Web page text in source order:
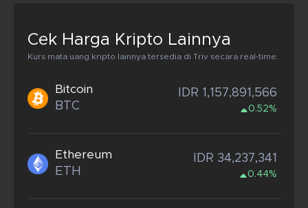
Cek Harga Kripto Lainnya
Kurs mata uang kripto lainnya tersedia di Triv secara real-time.
Bitcoin
BTC
IDR 1,157,891,566
0.52%
Ethereum
ETH
IDR 34,237,341
0.44%